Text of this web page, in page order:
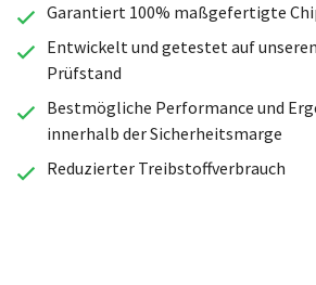
Garantiert 100% maßgefertigte
Entwickelt und getestet auf
Prüfstand
Bestmögliche Performance und
innerhalb der Sicherheitsmarge
Reduzierter Treibstoffverbrauch